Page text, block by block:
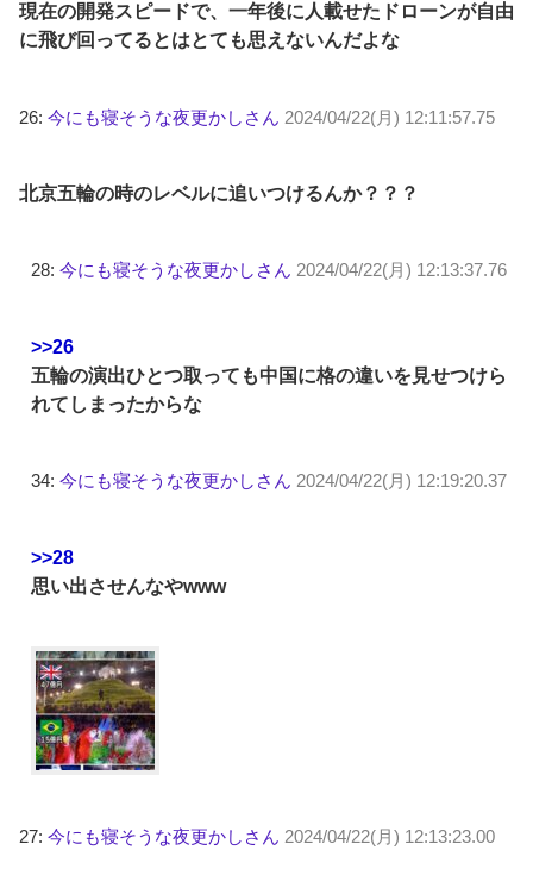
現在の開発スピードで、一年後に人載せたドローンが自由
に飛び回ってるとはとても思えないんだよな
26: 今にも寝そうな夜更かしさん 2024/04/22(月) 12:11:57.75
北京五輪の時のレベルに追いつけるんか？？？
28: 今にも寝そうな夜更かしさん 2024/04/22(月) 12:13:37.76
>>26
五輪の演出ひとつ取っても中国に格の違いを見せつけら
れてしまったからな
34: 今にも寝そうな夜更かしさん 2024/04/22(月) 12:19:20.37
>>28
思い出させんなやwww
27: 今にも寝そうな夜更かしさん 2024/04/22(月) 12:13:23.00